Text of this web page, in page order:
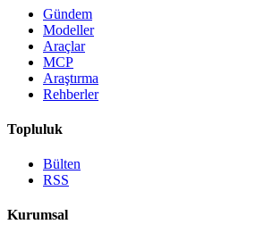
Gündem
Modeller
Araçlar
MCP
Araştırma
Rehberler
Topluluk
Bülten
RSS
Kurumsal